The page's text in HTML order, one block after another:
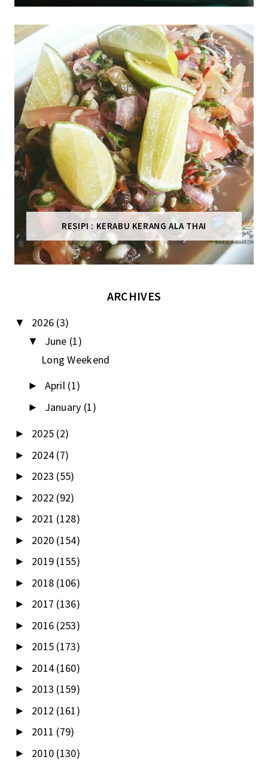
RESIPI : KERABU KERANG ALA THAI
ARCHIVES
▼ 2026 (3)
▼ June (1)
Long Weekend
► April (1)
► January (1)
► 2025 (2)
► 2024 (7)
► 2023 (55)
► 2022 (92)
► 2021 (128)
► 2020 (154)
► 2019 (155)
► 2018 (106)
► 2017 (136)
► 2016 (253)
► 2015 (173)
► 2014 (160)
► 2013 (159)
► 2012 (161)
► 2011 (79)
► 2010 (130)